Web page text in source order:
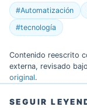
#Automatización
#tecnología
Contenido reescrito
externa, revisado
original.
SEGUIR